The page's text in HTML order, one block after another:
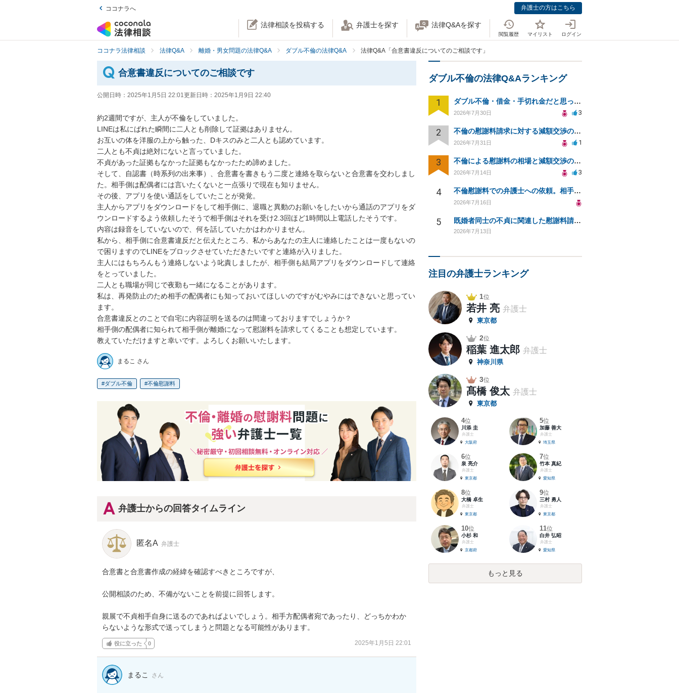
ココナラへ 弁護士の方はこちら
法律相談を投稿する 弁護士を探す 法律Q&Aを探す
閲覧履歴 マイリスト ログイン
ココナラ法律相談 法律Q&A 離婚・男女問題の法律Q&A ダブル不倫の法律Q&A 法律Q&A「合意書違反についてのご相談です」
合意書違反についてのご相談です
公開日時： 2025年1月5日 22:01更新日時： 2025年1月9日 22:40
約2週間ですが、主人が不倫をしていました。
LINEは私にばれた瞬間に二人とも削除して証拠はありません。
お互いの体を洋服の上から触った、Dキスのみと二人とも認めています。
二人とも不貞は絶対にないと言っていました。
不貞があった証拠もなかった証拠もなかったため諦めました。
そして、自認書（時系列の出来事）、合意書を書きもう二度と連絡を取らないと合意書を交わしまし
た。相手側は配偶者には言いたくないと一点張りで現在も知りません。
その後、アプリを使い通話をしていたことが発覚。
主人からアプリをダウンロードをして相手側に、退職と異動のお願いをしたいから通話のアプリをダ
ウンロードするよう依頼したそうで相手側はそれを受け2.3回ほど1時間以上電話したそうです。
内容は録音をしていないので、何を話していたかはわかりません。
私から、相手側に合意書違反だと伝えたところ、私からあなたの主人に連絡したことは一度もないの
で困りますのでLINEをブロックさせていただきたいですと連絡が入りました。
主人にはもちろんもう連絡しないよう叱責しましたが、相手側も結局アプリをダウンロードして連絡
をとっていました。
二人とも職場が同じで夜勤も一緒になることがあります。
私は、再発防止のため相手の配偶者にも知っておいてほしいのですがむやみにはできないと思ってい
ます。
合意書違反とのことで自宅に内容証明を送るのは間違っておりますでしょうか？
相手側の配偶者に知られて相手側が離婚になって慰謝料を請求してくることも想定しています。
教えていただけますと幸いです。よろしくお願いいたします。
まるこ さん
ダブル不倫 不倫慰謝料
弁護士からの回答タイムライン
匿名A 弁護士
合意書と合意書作成の経緯を確認すべきところですが、
公開相談のため、不備がないことを前提に回答します。
親展で不貞相手自身に送るのであればよいでしょう。相手方配偶者宛であったり、どっちかわか
らないような形式で送ってしまうと問題となる可能性があります。
役に立った 0 2025年1月5日 22:01
まるこ さん
ダブル不倫の法律Q&Aランキング
1 ダブル不倫・借金・手切れ金だと思っていたお金を1年後いまさら脅迫罪として通知書が来てまとめて請求
2026年7月30日 3
2 不倫の慰謝料請求に対する減額交渉の可能性と対策
2026年7月31日 1
3 不倫による慰謝料の相場と減額交渉の可能性について
2026年7月14日 3
4 不倫慰謝料での弁護士への依頼。相手が自己破産、弁護士との契約範囲は？
2026年7月16日
5 既婚者同士の不貞に関連した慰謝料請求の対応方法は？
2026年7月13日
注目の弁護士ランキング
1位
若井 亮 弁護士
東京都
2位
稲葉 進太郎 弁護士
神奈川県
3位
髙橋 俊太 弁護士
東京都
4位
川添 圭
弁護士
大阪府
5位
加藤 善大
弁護士
埼玉県
6位
泉 亮介
弁護士
東京都
7位
竹本 真紀
弁護士
愛知県
8位
大橋 卓生
弁護士
東京都
9位
三村 勇人
弁護士
東京都
10位
小杉 和
弁護士
京都府
11位
白井 弘昭
弁護士
愛知県
もっと見る